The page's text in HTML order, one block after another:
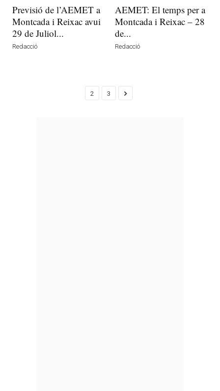
Previsió de l’AEMET a
Montcada i Reixac avui
29 de Juliol...
Redacció
AEMET: El temps per a
Montcada i Reixac – 28
de...
Redacció
2 3